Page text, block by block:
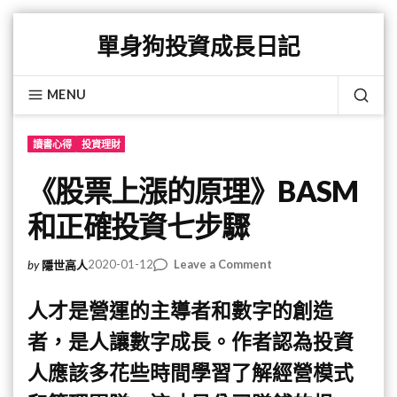
content
單身狗投資成長日記
MENU
讀書心得 投資理財
《股票上漲的原理》BASM
和正確投資七步驟
by 隱世高人2020-01-12 Leave a Commenton
票
上
漲
的
原
理》
人才是營運的主導者和數字的創造
者，是人讓數字成長。作者認為投資
人應該多花些時間學習了解經營模式